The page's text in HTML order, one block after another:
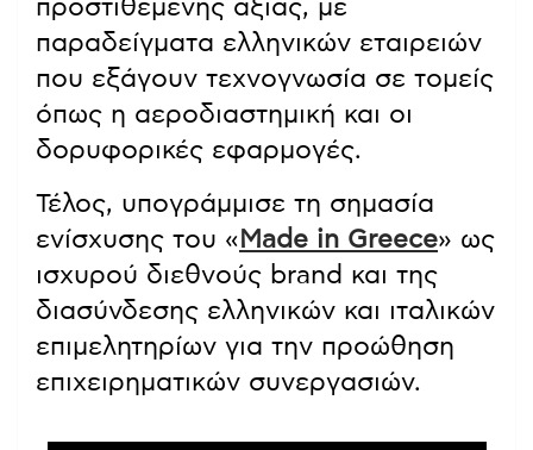
προστιθέμενης αξίας, με
παραδείγματα ελληνικών εταιρειών
που εξάγουν τεχνογνωσία σε τομείς
όπως η αεροδιαστημική και οι
δορυφορικές εφαρμογές.
Τέλος, υπογράμμισε τη σημασία
ενίσχυσης του « Made in Greece» ως
ισχυρού διεθνούς brand και της
διασύνδεσης ελληνικών και ιταλικών
επιμελητηρίων για την προώθηση
επιχειρηματικών συνεργασιών.